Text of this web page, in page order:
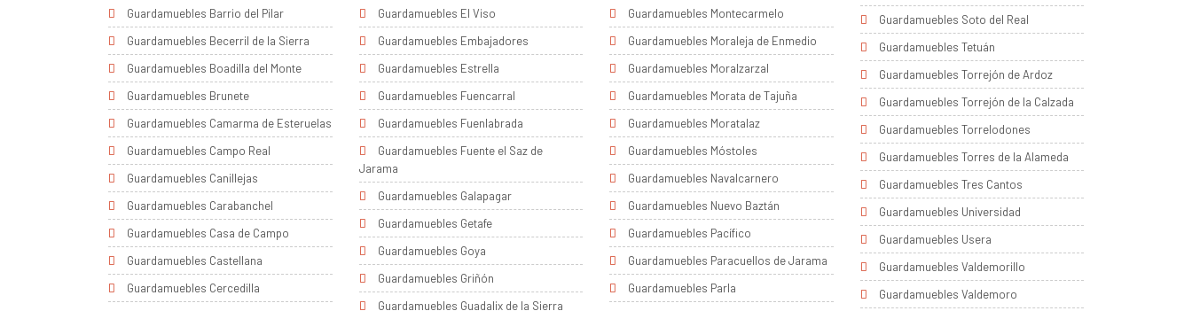
Guardamuebles Barrio del Pilar
Guardamuebles Becerril de la Sierra
Guardamuebles Boadilla del Monte
Guardamuebles Brunete
Guardamuebles Camarma de Esteruelas
Guardamuebles Campo Real
Guardamuebles Canillejas
Guardamuebles Carabanchel
Guardamuebles Casa de Campo
Guardamuebles Castellana
Guardamuebles Cercedilla
Guardamuebles El Viso
Guardamuebles Embajadores
Guardamuebles Estrella
Guardamuebles Fuencarral
Guardamuebles Fuenlabrada
Guardamuebles Fuente el Saz de
Jarama
Guardamuebles Galapagar
Guardamuebles Getafe
Guardamuebles Goya
Guardamuebles Griñón
Guardamuebles Guadalix de la Sierra
Guardamuebles Montecarmelo
Guardamuebles Moraleja de Enmedio
Guardamuebles Moralzarzal
Guardamuebles Morata de Tajuña
Guardamuebles Moratalaz
Guardamuebles Móstoles
Guardamuebles Navalcarnero
Guardamuebles Nuevo Baztán
Guardamuebles Pacífico
Guardamuebles Paracuellos de Jarama
Guardamuebles Parla
Guardamuebles Soto del Real
Guardamuebles Tetuán
Guardamuebles Torrejón de Ardoz
Guardamuebles Torrejón de la Calzada
Guardamuebles Torrelodones
Guardamuebles Torres de la Alameda
Guardamuebles Tres Cantos
Guardamuebles Universidad
Guardamuebles Usera
Guardamuebles Valdemorillo
Guardamuebles Valdemoro